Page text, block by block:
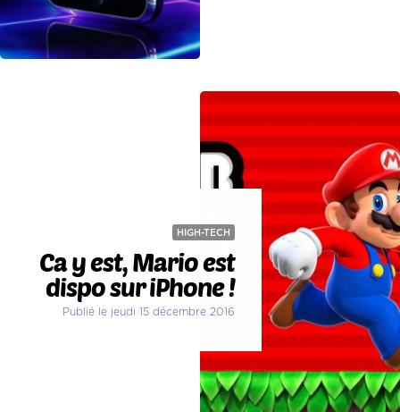
HIGH-TECH
Ca y est, Mario est
dispo sur iPhone !
Publié le jeudi 15 décembre 2016